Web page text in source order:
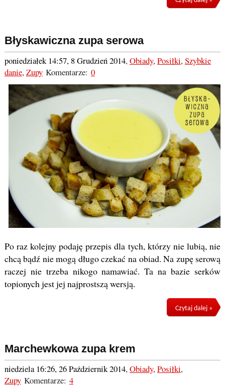
Błyskawiczna zupa serowa
poniedziałek 14:57, 8 Grudzień 2014,Obiady,Posiłki,Szybkie
danie,ZupyKomentarze: 0
Po raz kolejny podaję przepis dla tych, którzy nie lubią, nie
chcą bądź nie mogą długo czekać na obiad. Na zupę serową
raczej nie trzeba nikogo namawiać. Ta na bazie serków
topionych jest jej najprostszą wersją.
Czytaj dalej »
Marchewkowa zupa krem
niedziela 16:26, 26 Październik 2014,Obiady,Posiłki,
ZupyKomentarze: 4